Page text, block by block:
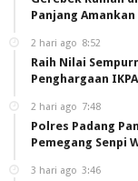
Panjang
2 hari ago 8:52
Raih Nilai
Penghargaan
2 hari ago 7:48
Polres Padang
Pemegang Senpi
3 hari ago 3:46